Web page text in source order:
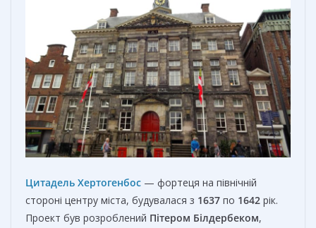
Цитадель Хертогенбос — фортеця на північній
стороні центру міста, будувалася з 1637 по 1642 рік.
Проект був розроблений Пітером Білдербеком,